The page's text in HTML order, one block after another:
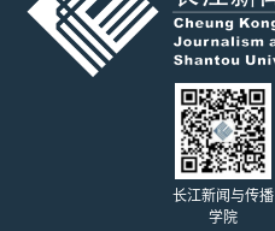
长江新闻与传播
学院